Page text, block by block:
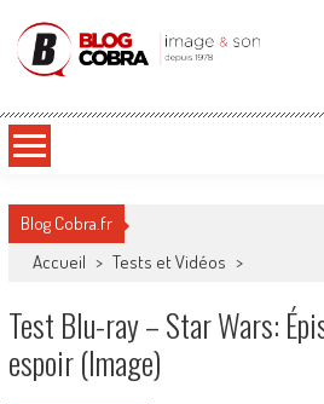
Blog Cobra
Blog Cobra.fr
Accueil > Tests et Vidéos >
Test Blu-ray – Star Wars:
espoir (Image)